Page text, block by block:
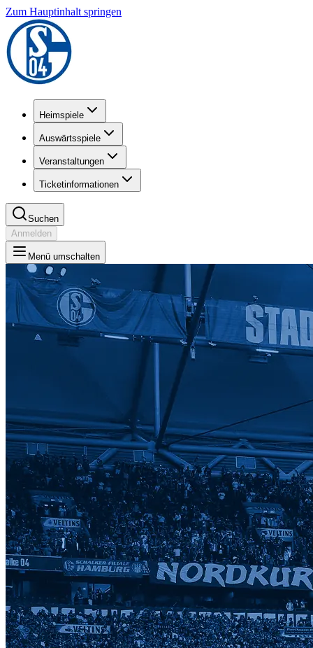
Zum Hauptinhalt springen
Heimspiele
Auswärtsspiele
Veranstaltungen
Ticketinformationen
Suchen
Anmelden
Menü umschalten